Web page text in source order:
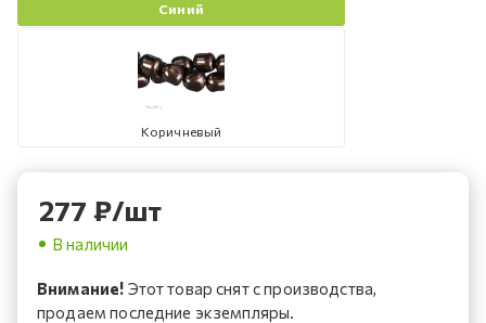
Синий
Коричневый
277 ₽/шт
В наличии
Внимание! Этот товар снят с производства,
продаем последние экземпляры.